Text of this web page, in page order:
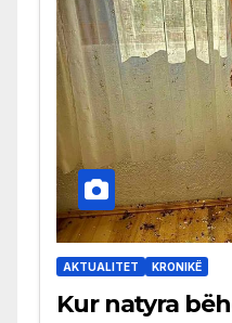
AKTUALITET KRONIKË
Kur natyra